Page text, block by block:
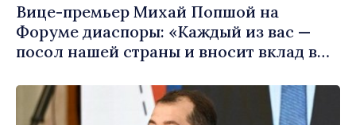
Вице-премьер Михай Попшой на
Форуме диаспоры: «Каждый из вас —
посол нашей страны и вносит вклад в
Молдова»